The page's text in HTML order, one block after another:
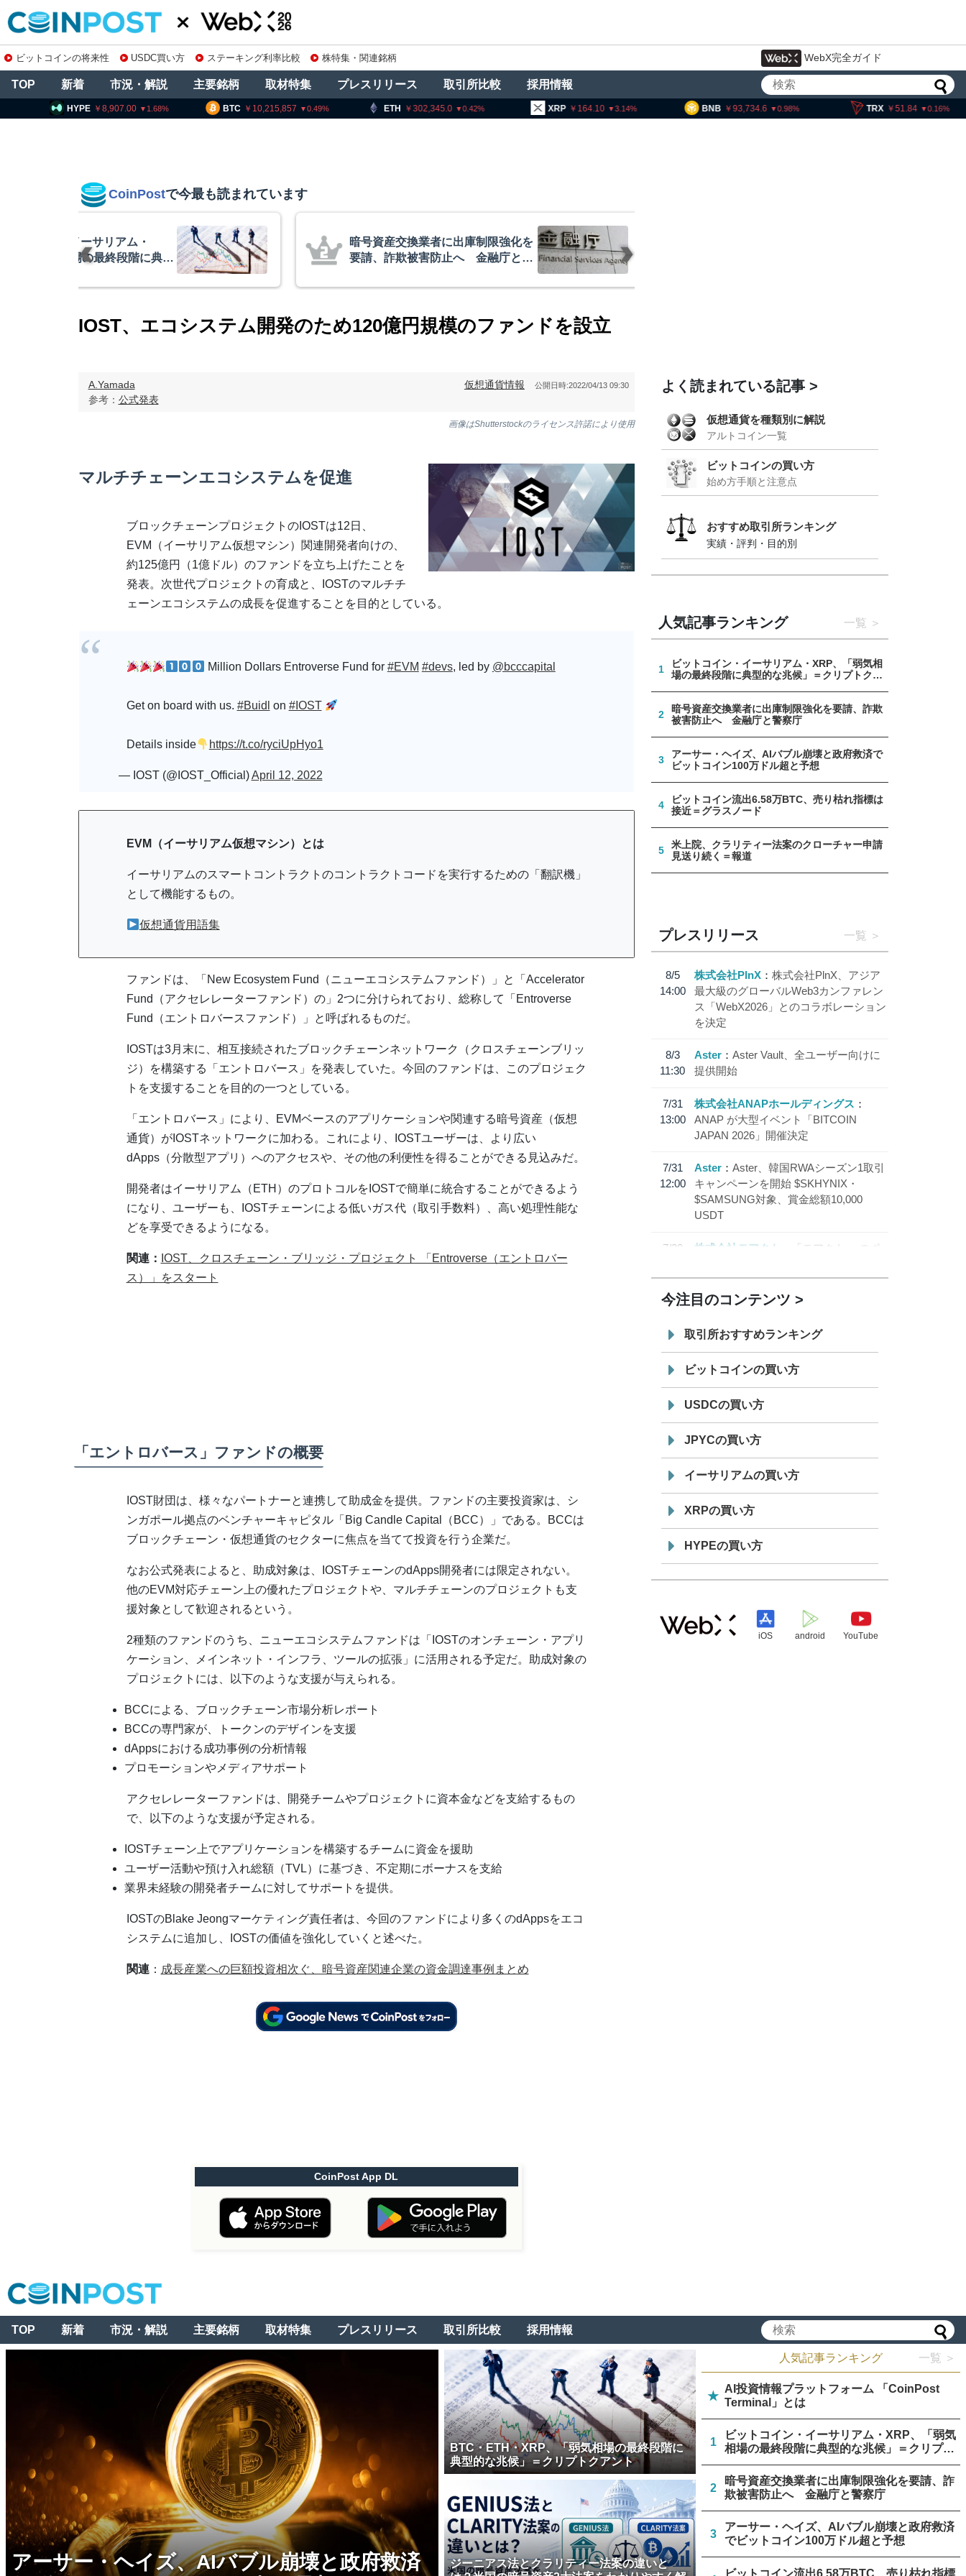
ビットコインの将来性 USDC買い方 ステーキング利率比較 株特集・関連銘柄 WebX完全ガイド
TOP 新着 市況・解説 主要銘柄 取材特集 プレスリリース 取引所比較 採用情報
BTC 10,215,857 0.49 ETH 302,345.0 0.42 XRP 164.10 3.14 BNB 0.98 TRX SOL
1.68
CoinPostで今最も読まれています
暗号資産交換業者に出庫制限強化を
要請、詐欺被害防止へ 金融庁と警
察庁
アーサー・ヘイズ、AIバブル崩壊と
政府救済でビットコイン100万ドル
超と予想
IOST、エコシステム開発のため120億円規模のファンドを設立
A.Yamada
参考： 公式発表
仮想通貨情報 公開日時:2022/04/13 09:30
画像はShutterstockのライセンス許諾により使用
マルチチェーンエコシステムを促進
ブロックチェーンプロジェクトのIOSTは12日、
EVM（イーサリアム仮想マシン）関連開発者向けの、
約125億円（1億ドル）のファンドを立ち上げたことを
発表。次世代プロジェクトの育成と、IOSTのマルチチ
ェーンエコシステムの成長を促進することを目的としている。
Million Dollars Entroverse Fund for #EVM #devs, led by @bcccapital
Get on board with us. #Buidl on #IOST
Details inside https://t.co/ryciUpHyo1
— IOST (@IOST_Official)April 12, 2022
EVM（イーサリアム仮想マシン）とは
イーサリアムのスマートコントラクトのコントラクトコードを実行するための「翻訳機」
として機能するもの。
仮想通貨用語集
ファンドは、「New Ecosystem Fund（ニューエコシステムファンド）」と「Accelerator
Fund（アクセレレーターファンド）の」2つに分けられており、総称して「Entroverse
Fund（エントロバースファンド）」と呼ばれるものだ。
IOSTは3月末に、相互接続されたブロックチェーンネットワーク（クロスチェーンブリッ
ジ）を構築する「エントロバース」を発表していた。今回のファンドは、このプロジェク
トを支援することを目的の一つとしている。
「エントロバース」により、EVMベースのアプリケーションや関連する暗号資産（仮想
通貨）がIOSTネットワークに加わる。これにより、IOSTユーザーは、より広い
dApps（分散型アプリ）へのアクセスや、その他の利便性を得ることができる見込みだ。
開発者はイーサリアム（ETH）のプロトコルをIOSTで簡単に統合することができるよう
になり、ユーザーも、IOSTチェーンによる低いガス代（取引手数料）、⾼い処理性能な
どを享受できるようになる。
関連： IOST、クロスチェーン・ブリッジ・プロジェクト 「Entroverse（エントロバー
ス）」をスタート
「エントロバース」ファンドの概要
IOST財団は、様々なパートナーと連携して助成金を提供。ファンドの主要投資家は、シ
ンガポール拠点のベンチャーキャピタル「Big Candle Capital（BCC）」である。BCCは
ブロックチェーン・仮想通貨のセクターに焦点を当てて投資を行う企業だ。
なお公式発表によると、助成対象は、IOSTチェーンのdApps開発者には限定されない。
他のEVM対応チェーン上の優れたプロジェクトや、マルチチェーンのプロジェクトも支
援対象として歓迎されるという。
2種類のファンドのうち、ニューエコシステムファンドは「IOSTのオンチェーン・アプリ
ケーション、メインネット・インフラ、ツールの拡張」に活用される予定だ。助成対象の
プロジェクトには、以下のような支援が与えられる。
BCCによる、ブロックチェーン市場分析レポート
BCCの専門家が、トークンのデザインを支援
dAppsにおける成功事例の分析情報
プロモーションやメディアサポート
アクセレレーターファンドは、開発チームやプロジェクトに資本金などを支給するもの
で、以下のような支援が予定される。
IOSTチェーン上でアプリケーションを構築するチームに資金を援助
ユーザー活動や預け入れ総額（TVL）に基づき、不定期にボーナスを支給
業界未経験の開発者チームに対してサポートを提供。
IOSTのBlake Jeongマーケティング責任者は、今回のファンドにより多くのdAppsをエコ
システムに追加し、IOSTの価値を強化していくと述べた。
関連： 成長産業への巨額投資相次ぐ、暗号資産関連企業の資金調達事例まとめ
CoinPost App DL
よく読まれている記事
仮想通貨を種類別に解説
アルトコイン一覧
ビットコインの買い方
始め方手順と注意点
おすすめ取引所ランキング
実績・評判・目的別
人気記事ランキング 一覧
1
ビットコイン・イーサリアム・XRP、「弱気相
場の最終段階に典型的な兆候」＝クリプトクア
2
暗号資産交換業者に出庫制限強化を要請、詐欺
被害防止へ 金融庁と警察庁
3
アーサー・ヘイズ、AIバブル崩壊と政府救済で
ビットコイン100万ドル超と予想
4
ビットコイン流出6.58万BTC、売り枯れ指標は
接近＝グラスノード
5
米上院、クラリティー法案のクローチャー申請
見送り続く＝報道
プレスリリース 一覧
8/5
14:00
株式会社PlnX
株式会社PlnX、アジア
最大級のグローバルWeb3カンファレン
ス「WebX2026」とのコラボレーション
を決定
8/3
11:30
Aster
Aster Vault、全ユーザー向けに
提供開始
7/31
13:00
株式会社ANAPホールディングス
ANAP が大型イベント「BITCOIN
JAPAN 2026」開催決定
7/31
12:00
Aster
Aster、韓国RWAシーズン1取引
キャンペーンを開始 $SKHYNIX・
$SAMSUNG対象、賞金総額10,000
USDT
7/30
株式会社モアクト
「モアクト」 のポ
「 JPYC」を追加
19:30
てステーブルコイン「JPYSC」徹底解
説セミナーを開催
今注目のコンテンツ
取引所おすすめランキング
ビットコインの買い方
USDCの買い方
JPYCの買い方
イーサリアムの買い方
XRPの買い方
HYPEの買い方
iOS android YouTube
TOP 新着 市況・解説 主要銘柄 取材特集 プレスリリース 取引所比較 採用情報
アーサー・ヘイズ、AIバブル崩壊と政府救済
BTC・ETH・XRP、「弱気相場の最終段階に
典型的な兆候」＝クリプトクアント
ジーニアス法とクラリティー法案の違いと
人気記事ランキング 一覧 ＞
★
AI投資情報プラットフォーム 「CoinPost
Terminal」とは
1
ビットコイン・イーサリアム・XRP、「弱気
相場の最終段階に典型的な兆候」＝クリプト
クアント
2
暗号資産交換業者に出庫制限強化を要請、詐
欺被害防止へ 金融庁と警察庁
3
アーサー・ヘイズ、AIバブル崩壊と政府救済
でビットコイン100万ドル超と予想
ビットコイン流出6.58万BTC、売り枯れ指標